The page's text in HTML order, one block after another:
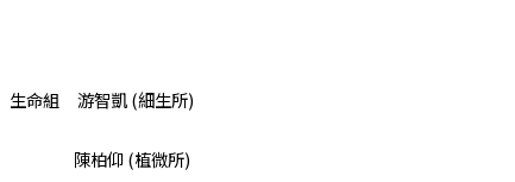
生命組 游智凱 (細生所)
陳柏仰 (植微所)